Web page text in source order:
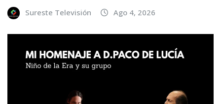
Sureste Televisión Ago 4, 2026